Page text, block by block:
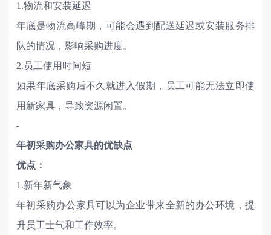
1.物流和安装延迟
年底是物流高峰期，可能会遇到配送延迟或安装服务排
队的情况，影响采购进度。
2.员工使用时间短
如果年底采购后不久就进入假期，员工可能无法立即使
用新家具，导致资源闲置。
-
年初采购办公家具的优缺点
优点：
1.新年新气象
年初采购办公家具可以为企业带来全新的办公环境，提
升员工士气和工作效率。